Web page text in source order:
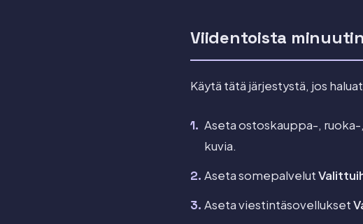
Viidentoista
Käytä tätä järjestystä, jos
Aseta ostoskauppa-,
kuvia.
Aseta somepalvelut
Aseta viestintäsovellukset